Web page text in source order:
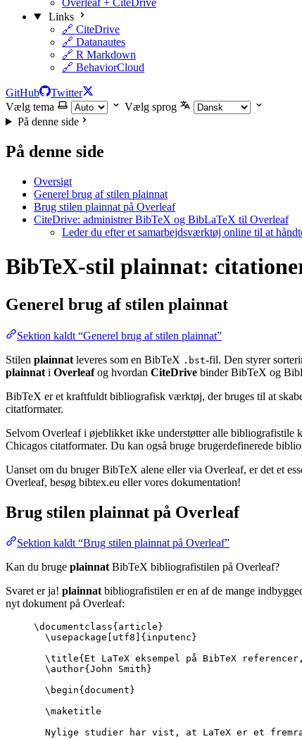
Overleaf + CiteDrive
Links
🔗 CiteDrive
🔗 Datanautes
🔗 R Markdown
🔗 BehaviorCloud
GitHub
Twitter
Vælg tema
Vælg sprog
På denne side
På denne side
Oversigt
Generel brug af stilen plainnat
Brug stilen plainnat på Overleaf
CiteDrive: administrer BibTeX og BibLaTeX til Overleaf
Leder du efter et samarbejdsværktøj online til at
BibTeX-stil plainnat:
Generel brug af stilen plainnat
Sektion kaldt “Generel brug af stilen plainnat”
Stilen plainnat leveres som en BibTeX .bst-fil. Den styrer
plainnat i Overleafog hvordan CiteDrive binder BibTeX og
BibTeX er et kraftfuldt bibliografisk værktøj, der bruges til at
citatformater.
Selvom Overleaf i øjeblikket ikke understøtter alle
Chicagos citatformater. Du kan også bruge brugerdefinerede
Uanset om du bruger BibTeX alene eller via Overleaf, er det et
Overleaf, besøg bibtex.eu eller vores dokumentation!
Brug stilen plainnat på Overleaf
Sektion kaldt “Brug stilen plainnat på Overleaf”
Kan du bruge plainnatBibTeX bibliografistilen på Overleaf?
Svaret er ja! plainnatbibliografistilen er en af de mange
nyt dokument på Overleaf:
\documentclass{ article }
\usepackage
utf8 ]{ inputenc }
\title{Et LaTeX eksempel på BibTeX
\author{John Smith}
\begin{ document }
\maketitle
Nylige studier har vist, at LaTeX er et